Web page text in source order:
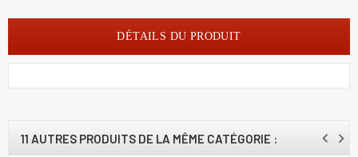
DÉTAILS DU PRODUIT
11 AUTRES PRODUITS DE LA MÊME CATÉGORIE :